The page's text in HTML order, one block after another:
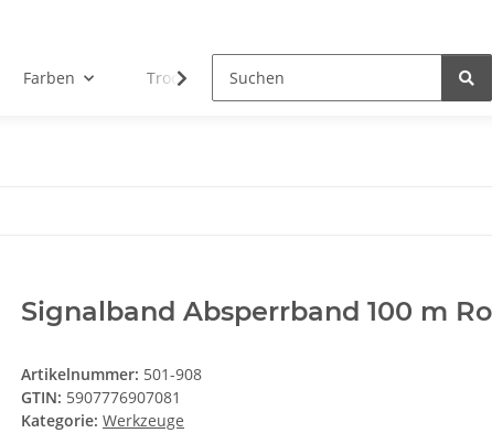
Farben Trockenbau
Signalband Absperrband 100 m
Artikelnummer: 501-908
GTIN: 5907776907081
Kategorie: Werkzeuge